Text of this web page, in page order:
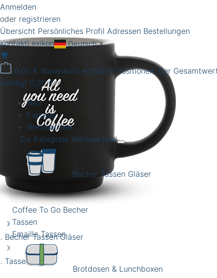
Anmelden
oder registrieren
Übersicht Persönliches Profil Adressen Bestellungen
KontaktLexikon Deutsch ▼
0,00 € Warenkorb enthält 0 Positionen. Der
beträgt 0,00 €.
Neu
Express
Werbeartikel
Zur Kategorie Werbeartikel
Becher Tassen Gläser
Coffee To Go Becher
Tassen
Emaille Tassen
Brotdosen & Lunchboxen
Becher Tassen Gläser
Tassen